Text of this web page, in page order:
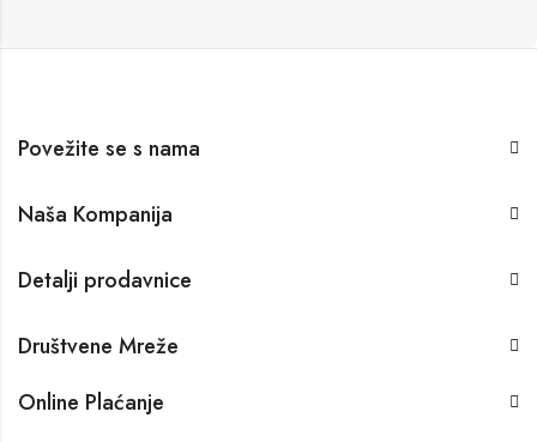
Povežite se s nama
Naša Kompanija
Detalji prodavnice
Društvene Mreže
Online Plaćanje